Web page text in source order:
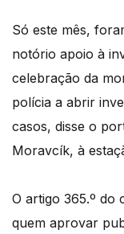
Só este mês,
notório apoio à
celebração da
polícia a abrir
casos, disse o
Moravcík, à
O artigo 365.º do
quem aprovar